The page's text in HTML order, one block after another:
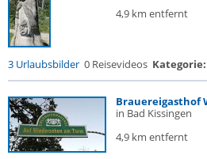
4,9 km entfernt
3 Urlaubsbilder 0 Reisevideos Kategorie:
Brauereigasthof
in Bad Kissingen
4,9 km entfernt